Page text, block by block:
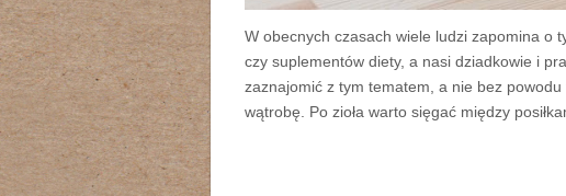
W obecnych czasach wiele ludzi zapomina o
czy suplementów diety, a nasi dziadkowie i
zaznajomić z tym tematem, a nie bez
wątrobę. Po zioła warto sięgać między